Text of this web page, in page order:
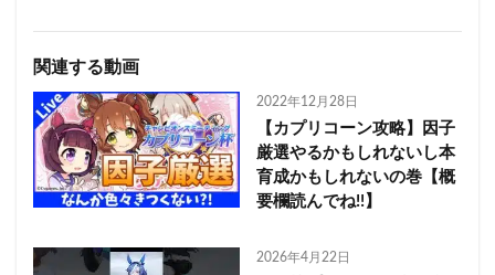
関連する動画
2022年12月28日
【カプリコーン攻略】因子
厳選やるかもしれないし本
育成かもしれないの巻【概
要欄読んでね!!】
2026年4月22日